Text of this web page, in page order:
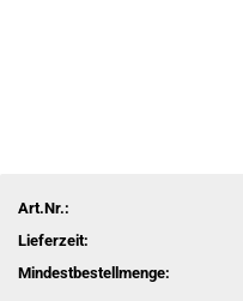
Art.Nr.:
Lieferzeit:
Mindestbestellmenge: